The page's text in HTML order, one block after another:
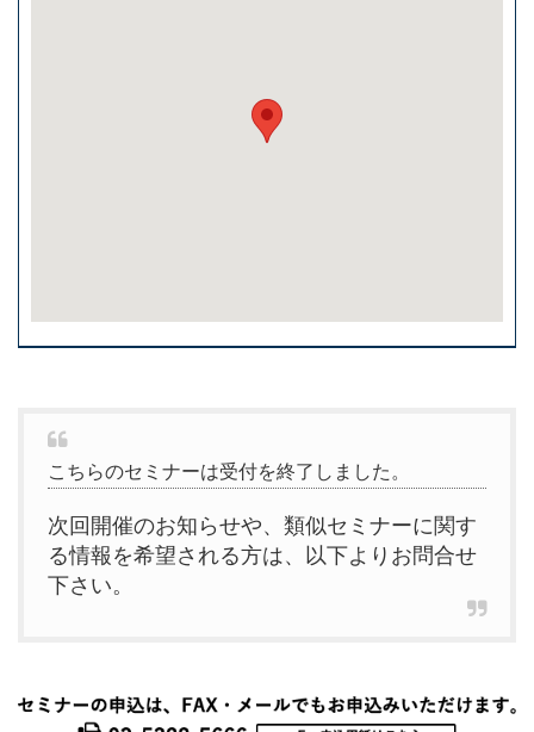
こちらのセミナーは受付を終了しました。
次回開催のお知らせや、類似セミナーに関す
る情報を希望される方は、以下よりお問合せ
下さい。